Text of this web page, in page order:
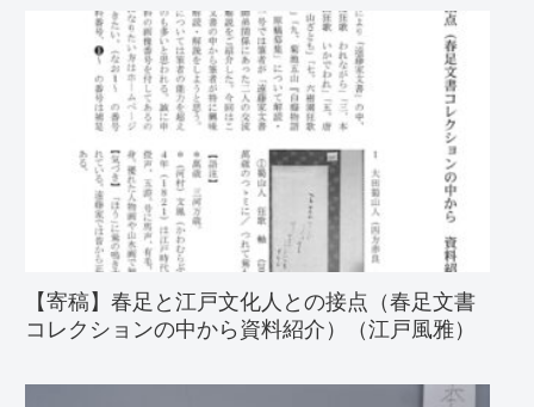
【寄稿】春足と江戸文化人との接点（春足文書
コレクションの中から資料紹介）（江戸風雅）